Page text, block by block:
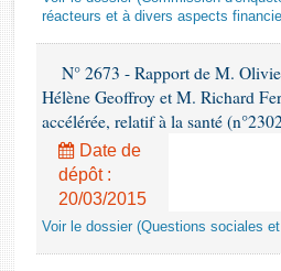
Rapports sur l'application des lois
Dossiers législatifs
Budget et sécurité sociale
Questions écrites et orales
Comptes rendus des débats
réacteurs et à divers aspects
N° 2673 - Rapport de M.
Hélène Geoffroy et M. Richard
accélérée, relatif à la santé
Date de
dépôt :
20/03/2015
Voir le dossier (Questions sociales